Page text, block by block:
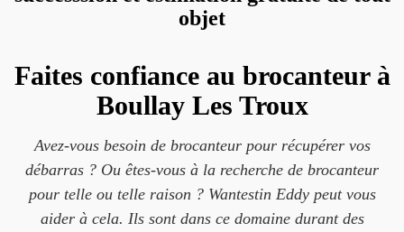
objet
Faites confiance au brocanteur à
Boullay Les Troux
Avez-vous besoin de brocanteur pour récupérer vos
débarras ? Ou êtes-vous à la recherche de brocanteur
pour telle ou telle raison ? Wantestin Eddy peut vous
aider à cela. Ils sont dans ce domaine durant des